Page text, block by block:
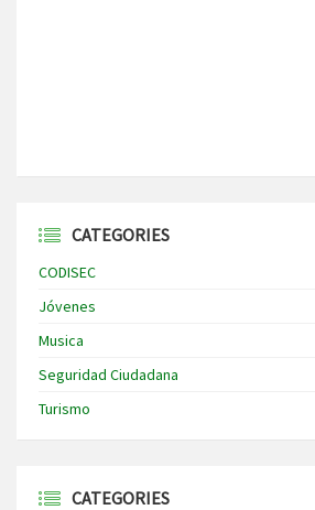
CATEGORIES
CODISEC
Jóvenes
Musica
Seguridad Ciudadana
Turismo
CATEGORIES